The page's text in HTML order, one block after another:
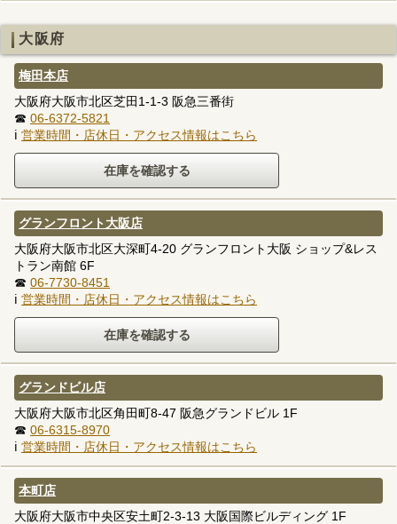
大阪府
梅田本店
大阪府大阪市北区芝田1-1-3 阪急三番街
☎ 06-6372-5821
ℹ 営業時間・店休日・アクセス情報はこちら
グランフロント大阪店
大阪府大阪市北区大深町4-20 グランフロント大阪 ショップ&レス
トラン南館 6F
☎ 06-7730-8451
ℹ 営業時間・店休日・アクセス情報はこちら
グランドビル店
大阪府大阪市北区角田町8-47 阪急グランドビル 1F
☎ 06-6315-8970
ℹ 営業時間・店休日・アクセス情報はこちら
本町店
大阪府大阪市中央区安土町2-3-13 大阪国際ビルディング 1F